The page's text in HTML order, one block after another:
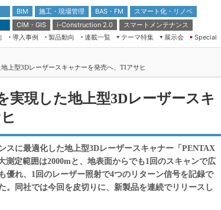
BIM 施工・現場管理 BAS・FM
スマート化・リノベ
CIM・GIS i-Construction 2.0
スマートメンテナンス
導入事例 製品動向 連載一覧
テーマ特集
ドローンがもたらす建設業界の“ゲー
ムチェンジ” Ver.2.0
脱3Kから新3Kへ導く建設×IT
“Society5.0”時代のスマートビル
VR／ARが描くモノづくりのミライ
展示会
第8回 国際 建設・測量展
第10回 JAPAN BUILD TOKYO－建
メンテナンス・レジリエンスOSAKA
2020
日本 ものづくりワールド 2020
メンテナンス・レジリエンスTOKYO
Special
上型3Dレーザースキャナーを発売へ、TIアサヒ
実現した地上型3Dレーザースキ
スに最適化した地上型3Dレーザースキャナー「PENTAX
測定範囲は2000mと、地表面からでも1回のスキャンで広
優れ、1回のレーザー照射で4つのリターン信号を記録で
。同社では今回を皮切りに、新製品を連続でリリースし